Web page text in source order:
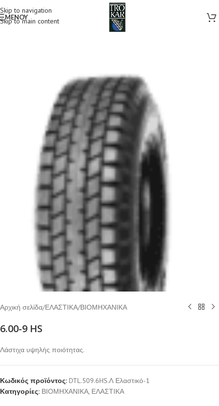
Skip to navigation
Skip to main content
MENOY
Αρχική σελίδα/ΕΛΑΣΤΙΚΑ/ΒΙΟΜΗΧΑΝΙΚΑ
6.00-9 HS
Λάστιχα υψηλής ποιότητας.
Κωδικός προϊόντος: DTL.509.6HS.Λ Ελαστικό-1
Κατηγορίες: ΒΙΟΜΗΧΑΝΙΚΑ ΕΛΑΣΤΙΚΑ